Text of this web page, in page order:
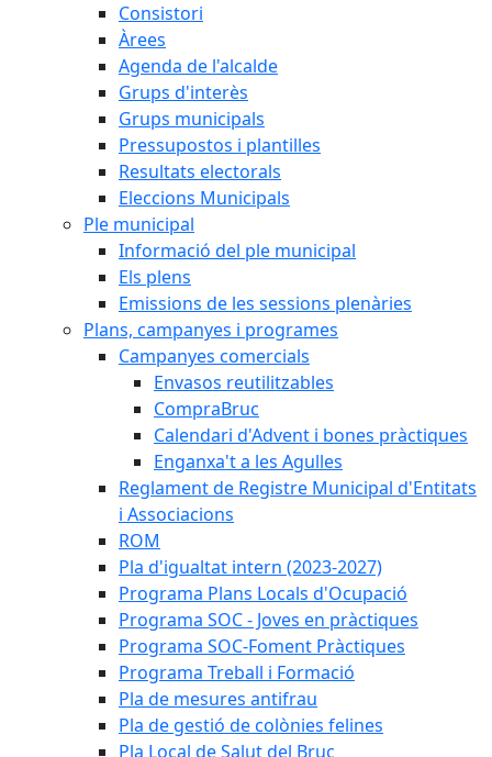
Consistori
Àrees
Agenda de l'alcalde
Grups d'interès
Grups municipals
Pressupostos i plantilles
Resultats electorals
Eleccions Municipals
Ple municipal
Informació del ple municipal
Els plens
Emissions de les sessions plenàries
Plans, campanyes i programes
Campanyes comercials
Envasos reutilitzables
CompraBruc
Calendari d'Advent i bones pràctiques
Enganxa't a les Agulles
Reglament de Registre Municipal d'Entitats
i Associacions
ROM
Pla d'igualtat intern (2023-2027)
Programa Plans Locals d'Ocupació
Programa SOC - Joves en pràctiques
Programa SOC-Foment Pràctiques
Programa Treball i Formació
Pla de mesures antifrau
Pla de gestió de colònies felines
Pla Local de Salut del Bruc